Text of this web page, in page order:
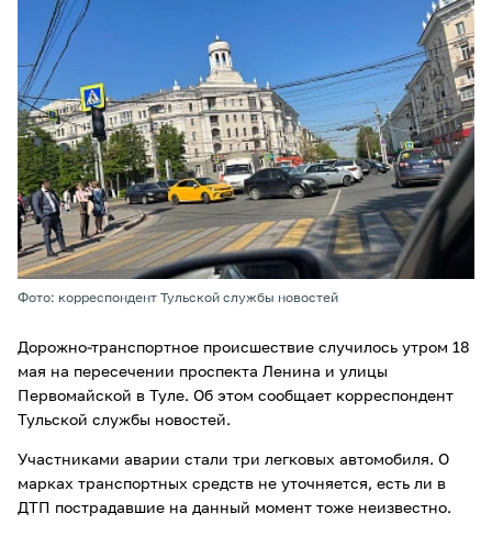
Фото: корреспондент Тульской службы новостей
Дорожно-транспортное происшествие случилось утром 18
мая на пересечении проспекта Ленина и улицы
Первомайской в Туле. Об этом сообщает корреспондент
Тульской службы новостей.
Участниками аварии стали три легковых автомобиля. О
марках транспортных средств не уточняется, есть ли в
ДТП пострадавшие на данный момент тоже неизвестно.